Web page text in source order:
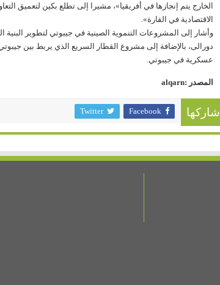
الخارج يتم إنجازها في أفريقيا»، مشيرا إلى تطلع بكين لتعميق
الاقتصادية في القارة».
وأشار إلى المشروعات التنموية الصينية في جيبوتي لتطوير
دورالى، بالإضافة إلى مشروع القطار السريع الذي يربط بين
عسكرية في جيبوتي.
المصدر :alqarn
شاركها Facebook
Twitter